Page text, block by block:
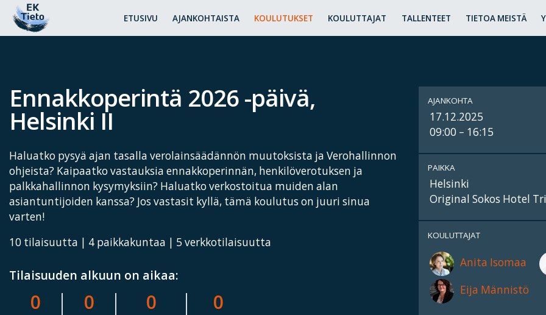
ETUSIVU AJANKOHTAISTA KOULUTUKSET KOULUTTAJAT TALLENTEET TIETOA MEISTÄ
Ennakkoperintä 2026 -päivä,
Helsinki II
Haluatko pysyä ajan tasalla verolainsäädännön muutoksista ja Verohallinnon
ohjeista? Kaipaatko vastauksia ennakkoperinnän, henkilöverotuksen ja
palkkahallinnon kysymyksiin? Haluatko verkostoitua muiden alan
asiantuntijoiden kanssa? Jos vastasit kyllä, tämä koulutus on juuri sinua
varten!
10 tilaisuutta | 4 paikkakuntaa | 5 verkkotilaisuutta
Tilaisuuden alkuun on aikaa:
0 0 0 0
AJANKOHTA
17.12.2025
09:00 – 16:15
PAIKKA
Helsinki
Original Sokos Hotel
KOULUTTAJAT
Anita Isomaa
Eija Männistö